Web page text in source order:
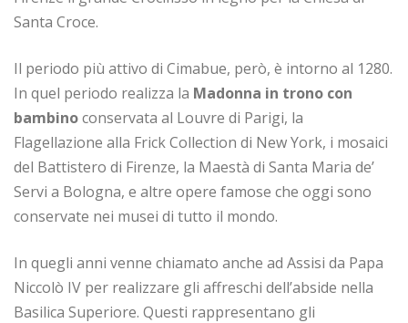
Santa Croce.
Il periodo più attivo di Cimabue, però, è intorno al 1280.
In quel periodo realizza la Madonna in trono con
bambinoconservata al Louvre di Parigi, la
Flagellazione alla Frick Collection di New York, i mosaici
del Battistero di Firenze, la Maestà di Santa Maria de’
Servi a Bologna, e altre opere famose che oggi sono
conservate nei musei di tutto il mondo.
In quegli anni venne chiamato anche ad Assisi da Papa
Niccolò IV per realizzare gli affreschi dell’abside nella
Basilica Superiore. Questi rappresentano gli